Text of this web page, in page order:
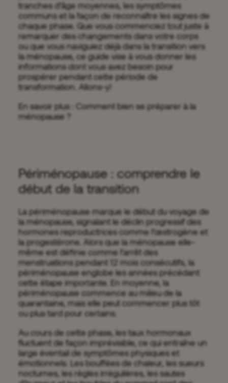
tranches d’âge moyennes, les symptômes
communs et la façon de reconnaître les signes de
chaque phase. Que vous commenciez tout juste à
remarquer des changements dans votre corps
ou que vous naviguiez déjà dans la transition vers
la ménopause, ce guide vise à vous donner les
informations dont vous avez besoin pour
prospérer pendant cette période de
transformation. Allons-y!
En savoir plus : Comment bien se préparer à la
ménopause ?
Périménopause : comprendre le
début de la transition
La périménopause marque le début du voyage de
la ménopause, signalant le déclin progressif des
hormones reproductrices comme l’œstrogène et
la progestérone. Alors que la ménopause elle-
même est définie comme l’arrêt des
menstruations pendant 12 mois consécutifs, la
périménopause englobe les années précédant
cette étape importante. En moyenne, la
périménopause commence au milieu de la
quarantaine, mais elle peut commencer plus tôt
ou plus tard pour certains.
Au cours de cette phase, les taux hormonaux
fluctuent de façon imprévisible, ce qui entraîne un
large éventail de symptômes physiques et
émotionnels. Les bouffées de chaleur, les sueurs
nocturnes, les règles irrégulières, les sautes